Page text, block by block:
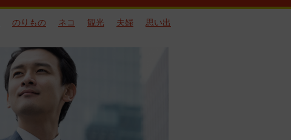
のりもの ネコ 観光 夫婦
思い出